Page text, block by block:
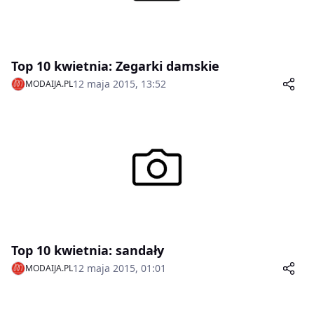
Top 10 kwietnia: Zegarki damskie
MODAIJA.PL12 maja 2015, 13:52
Top 10 kwietnia: sandały
MODAIJA.PL12 maja 2015, 01:01